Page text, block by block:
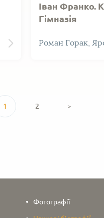
Іван Франко.
Гімназія
Роман Горак,
1 2 >
Фотографії